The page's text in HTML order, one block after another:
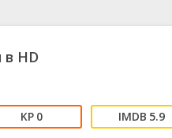
😱 Ужасы
🧝‍♂️ Фэнтези
HD
0 5.9